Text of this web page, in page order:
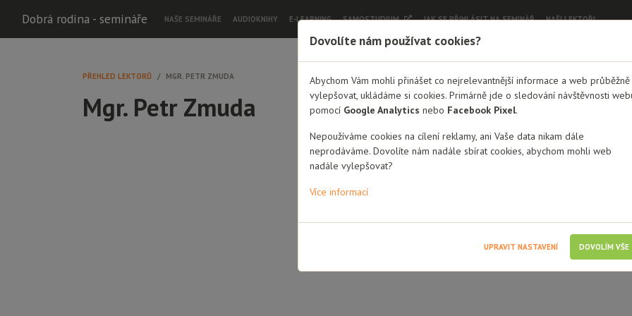
Dobrá rodina - semináře NAŠE SEMINÁŘE AUDIOKNIHY E-LEARNING SAMOSTUDIUM JAK SE PŘIHLÁSIT NA SEMINÁŘ NAŠI LEKTOŘI
PŘEHLED LEKTORŮ MGR. PETR ZMUDA
Mgr. Petr Zmuda
Dovolíte nám používat cookies?
Abychom Vám mohli přinášet co nejrelevantnější informace a web průběžně
vylepšovat, ukládáme si cookies. Primárně jde o sledování návštěvnosti
pomocí Google Analytics nebo Facebook Pixel.
Nepoužíváme cookies na cílení reklamy, ani Vaše data nikam dále
neprodáváme. Dovolíte nám nadále sbírat cookies, abychom mohli web
nadále vylepšovat?
Více informací
UPRAVIT NASTAVENÍ DOVOLÍM VŠE